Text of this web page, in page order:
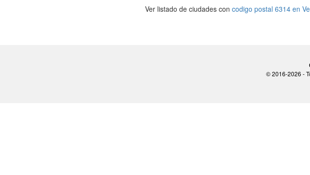
Ver listado de ciudades con codigo postal 6314 en
© 2016-2026 -